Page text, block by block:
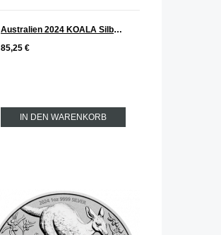
Australien 2024 KOALA Silber 1 oz
85,25 €
IN DEN WARENKORB